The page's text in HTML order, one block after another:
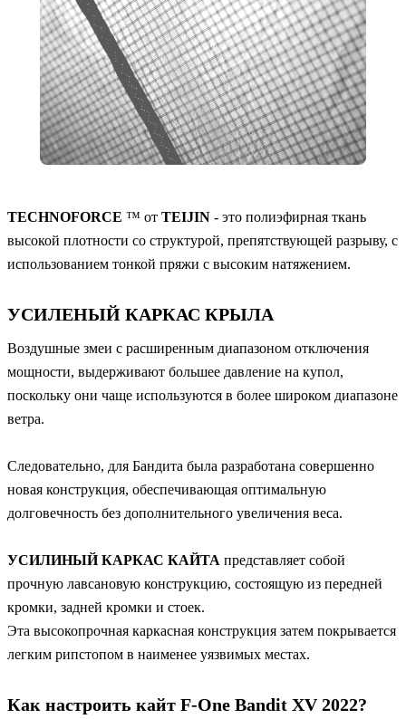
TECHNOFORCE ™ от TEIJIN - это полиэфирная ткань
высокой плотности со структурой, препятствующей разрыву, с
использованием тонкой пряжи с высоким натяжением.
УСИЛЕНЫЙ КАРКАС КРЫЛА
Воздушные змеи с расширенным диапазоном отключения
мощности, выдерживают большее давление на купол,
поскольку они чаще используются в более широком диапазоне
ветра.
Следовательно, для Бандита была разработана совершенно
новая конструкция, обеспечивающая оптимальную
долговечность без дополнительного увеличения веса.
УСИЛИНЫЙ КАРКАС КАЙТА представляет собой
прочную лавсановую конструкцию, состоящую из передней
кромки, задней кромки и стоек.
Эта высокопрочная каркасная конструкция затем покрывается
легким рипстопом в наименее уязвимых местах.
Как настроить кайт F-One Bandit XV 2022?